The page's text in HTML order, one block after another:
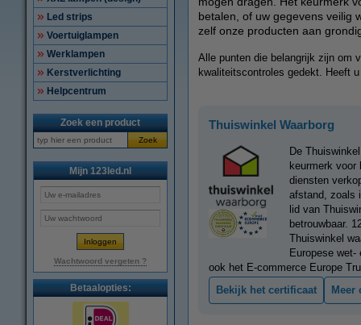
Led strips
Voertuiglampen
Werklampen
Kerstverlichting
Helpcentrum
Zoek een product
Zoek
Mijn 123led.nl
Wachtwoord vergeten ?
Betaalopties:
betalen, of uw gegevens veilig
zelf onze producten aan
Alle punten die belangrijk zijn om
kwaliteitscontroles gedekt. Heeft
Thuiswinkel Waarborg
De
keurmerk voor
diensten
afstand, zoals
lid van
betrouwbaar.
Thuiswinkel
Europese wet-
ook het E-commerce Europe
Bekijk het certificaat
Meer